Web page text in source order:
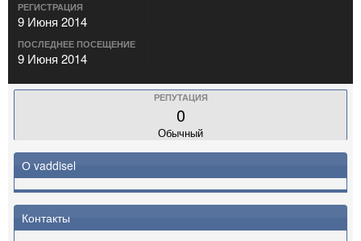
РЕГИСТРАЦИЯ
9 Июня 2014
ПОСЛЕДНЕЕ ПОСЕЩЕНИЕ
9 Июня 2014
РЕПУТАЦИЯ
0
Обычный
О vaddisel
Контакты